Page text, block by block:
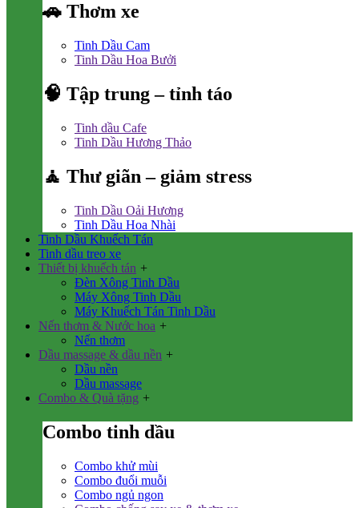
🚗 Thơm xe
Tinh Dầu Cam
Tinh Dầu Hoa Bưởi
🧠 Tập trung – tỉnh táo
Tinh dầu Cafe
Tinh Dầu Hương Thảo
🧘 Thư giãn – giảm stress
Tinh Dầu Oải Hương
Tinh Dầu Hoa Nhài
Tinh Dầu Khuếch Tán
Tinh dầu treo xe
Thiết bị khuếch tán +
Đèn Xông Tinh Dầu
Máy Xông Tinh Dầu
Máy Khuếch Tán Tinh Dầu
Nến thơm & Nước hoa +
Nến thơm
Dầu massage & dầu nền +
Dầu nền
Dầu massage
Combo & Quà tặng +
Combo tinh dầu
Combo khử mùi
Combo đuổi muỗi
Combo ngủ ngon